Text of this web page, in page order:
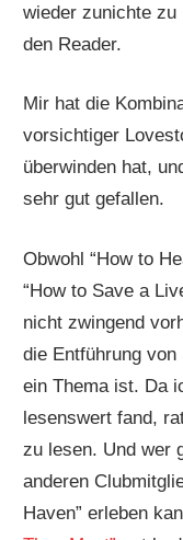
wieder zunichte zu
den Reader.
Mir hat die
vorsichtiger
überwinden hat,
sehr gut gefallen.
Obwohl “How to
“How to Save a
nicht zwingend
die Entführung von
ein Thema ist. Da
lesenswert fand,
zu lesen. Und wer
anderen
Haven” erleben